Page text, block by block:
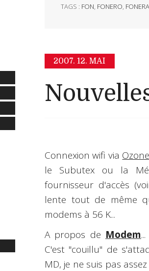
TAGS : FON, FONERO, FONERA
2007. 12. MAI
Connexion wifi via
le Subutex ou la
fournisseur d'accès
lente tout de même
modems à 56 K...
A propos de Modem
C'est "couillu" de
MD, je ne suis pas